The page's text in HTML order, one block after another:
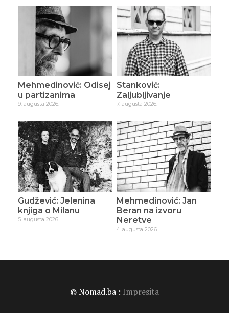
Mehmedinović: Odisej
u partizanima
9. augusta 2026.
Stanković:
Zaljubljivanje
7. augusta 2026.
Gudžević: Jelenina
knjiga o Milanu
5. augusta 2026.
Mehmedinović: Jan
Beran na izvoru
Neretve
4. augusta 2026.
© Nomad.ba : Impresita